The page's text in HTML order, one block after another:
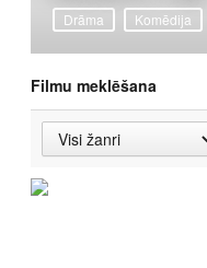
Drāma Komēdija
Filmu meklēšana